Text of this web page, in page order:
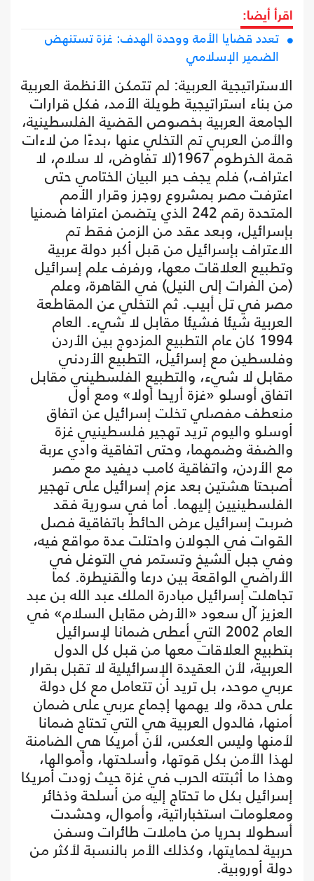
اقرأ أيضا:
تعدد قضايا الأمة ووحدة الهدف: غزة تستنهض
الضمير الإسلامي
الاستراتيجية العربية: لم تتمكن الأنظمة العربية
من بناء استراتيجية طويلة الأمد، فكل قرارات
الجامعة العربية بخصوص القضية الفلسطينية،
والأمن العربي تم التخلي عنها ،بدءًا من لاءات
قمة الخرطوم 1967(لا تفاوض، لا سلام، لا
اعتراف،) فلم يجف حبر البيان الختامي حتى
اعترفت مصر بمشروع روجرز وقرار الأمم
المتحدة رقم 242 الذي يتضمن اعترافا ضمنيا
بإسرائيل، وبعد عقد من الزمن فقط تم
الاعتراف بإسرائيل من قبل أكبر دولة عربية
وتطبيع العلاقات معها، ورفرف علم إسرائيل
(من الفرات إلى النيل) في القاهرة، وعلم
مصر في تل أبيب. ثم التخلي عن المقاطعة
العربية شيئا فشيئا مقابل لا شيء. العام
1994 كان عام التطبيع المزدوج بين الأردن
وفلسطين مع إسرائيل، التطبيع الأردني
مقابل لا شيء، والتطبيع الفلسطيني مقابل
اتفاق أوسلو «غزة أريحا أولا» ومع أول
منعطف مفصلي تخلت إسرائيل عن اتفاق
أوسلو واليوم تريد تهجير فلسطينيي غزة
والضفة وضمهما، وحتى اتفاقية وادي عربة
مع الأردن، واتفاقية كامب ديفيد مع مصر
أصبحتا هشتين بعد عزم إسرائيل على تهجير
الفلسطينيين إليهما. أما في سورية فقد
ضربت إسرائيل عرض الحائط باتفاقية فصل
القوات في الجولان واحتلت عدة مواقع فيه،
وفي جبل الشيخ وتستمر في التوغل في
الأراضي الواقعة بين درعا والقنيطرة. كما
تجاهلت إسرائيل مبادرة الملك عبد الله بن عبد
العزيز آل سعود «الأرض مقابل السلام» في
العام 2002 التي أعطى ضمانا لإسرائيل
بتطبيع العلاقات معها من قبل كل الدول
العربية، لأن العقيدة الإسرائيلية لا تقبل بقرار
عربي موحد، بل تريد أن تتعامل مع كل دولة
على حدة، ولا يهمها إجماع عربي على ضمان
أمنها، فالدول العربية هي التي تحتاج ضمانا
لأمنها وليس العكس، لأن أمريكا هي الضامنة
لهذا الأمن بكل قوتها، وأسلحتها، وأموالها،
وهذا ما أثبتته الحرب في غزة حيث زودت أمريكا
إسرائيل بكل ما تحتاج إليه من أسلحة وذخائر
ومعلومات استخباراتية، وأموال، وحشدت
أسطولا بحريا من حاملات طائرات وسفن
حربية لحمايتها، وكذلك الأمر بالنسبة لأكثر من
دولة أوروبية.